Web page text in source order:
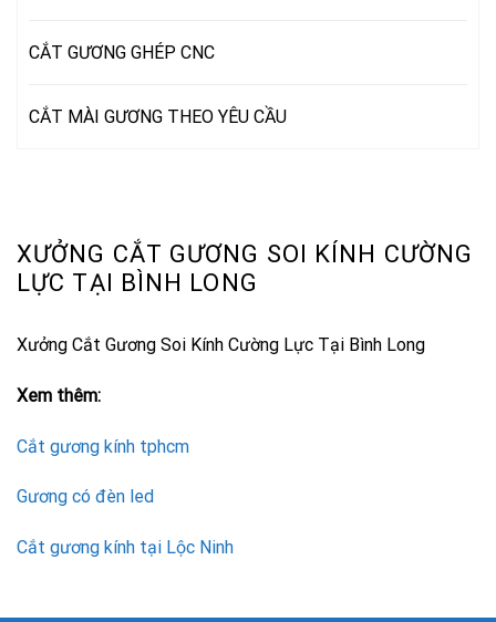
XƯỞNG CẮT GƯƠNG SOI KÍNH CƯỜNG
LỰC TẠI BÌNH LONG
Xưởng Cắt Gương Soi Kính Cường Lực Tại Bình Long
Xem thêm:
Cắt gương kính tphcm
Gương có đèn led
Cắt gương kính tại Lộc Ninh
CẮT GƯƠNG GHÉP CNC
CẮT MÀI GƯƠNG THEO YÊU CẦU